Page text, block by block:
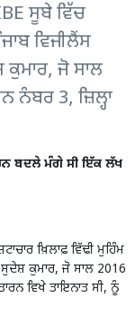
ਸੂਬੇ ਵਿੱਚ
ਵਿਜੀਲੈਂਸ
ਜੋ ਸਾਲ
ਨੰਬਰ 3, ਜ਼ਿਲ੍ਹਾ
ਬਦਲੇ ਮੰਗੇ ਸੀ ਇੱਕ ਲੱਖ
ਖ਼ਿਲਾਫ਼ ਵਿੱਢੀ ਮੁਹਿੰਮ
ਕੁਮਾਰ, ਜੋ ਸਾਲ 2016
ਵਿਖੇ ਤਾਇਨਾਤ ਸੀ, ਨੂੰ